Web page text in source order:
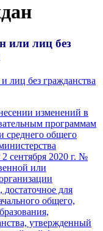
или лиц без
лиц без гражданства
изменений в
программам
среднего общего
сентября 2020 г. №
или
достаточное для
общего,
утвержденный